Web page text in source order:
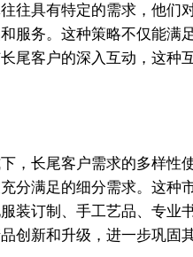
往具有特定的需求，他
服务。这种策略不仅能
尾客户的深入互动，这
，长尾客户需求的多样性
分满足的细分需求。这
装订制、手工艺品、专
创新和升级，进一步巩固